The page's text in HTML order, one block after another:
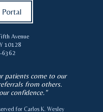
Portal
Avenue
10128
6362
patients come to our
from others.
confidence."
for Carlos K. Wesley